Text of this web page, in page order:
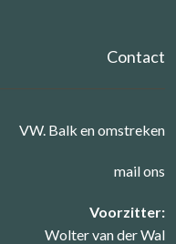
Contact
VW. Balk en omstreken
mail ons
Voorzitter:
Wolter van der Wal